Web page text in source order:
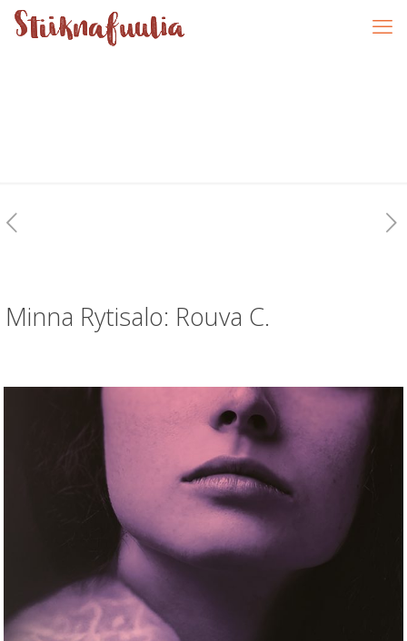
Minna Rytisalo: Rouva C.